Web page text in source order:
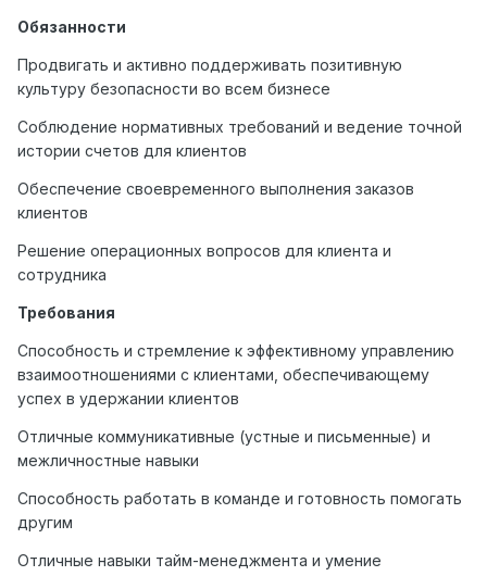
Обязанности
Продвигать и активно поддерживать позитивную
культуру безопасности во всем бизнесе
Соблюдение нормативных требований и ведение точной
истории счетов для клиентов
Обеспечение своевременного выполнения заказов
клиентов
Решение операционных вопросов для клиента и
сотрудника
Требования
Способность и стремление к эффективному управлению
взаимоотношениями с клиентами, обеспечивающему
успех в удержании клиентов
Отличные коммуникативные (устные и письменные) и
межличностные навыки
Способность работать в команде и готовность помогать
другим
Отличные навыки тайм-менеджмента и умение